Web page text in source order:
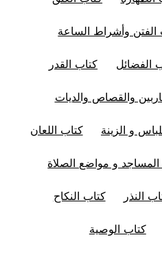
الفتن وأشراط الساعة
الفضائل كتاب القدر
والقصاص والديات
و الزينة كتاب اللعان
و مواضع الصلاة
النذر كتاب النكاح
كتاب الوصية